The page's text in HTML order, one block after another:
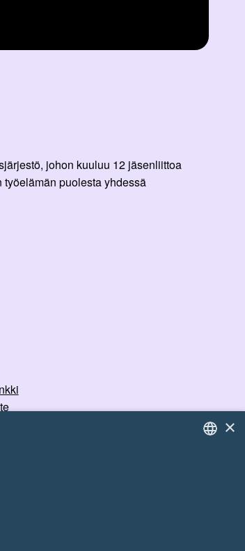
johon kuuluu 12 jäsenliittoa
puolesta yhdessä
×